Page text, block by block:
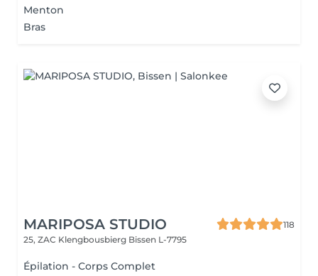
Menton
Bras
MARIPOSA STUDIO
118
25, ZAC Klengbousbierg Bissen L-7795
Épilation - Corps Complet